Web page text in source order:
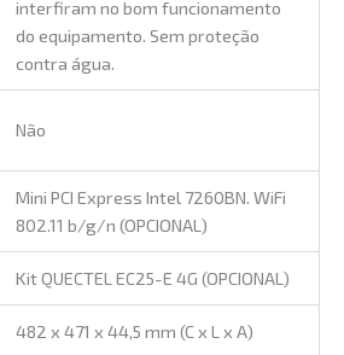
interfiram no bom funcionamento
do equipamento. Sem proteção
contra água.
Não
Mini PCI Express Intel 7260BN. WiFi
802.11 b/g/n (OPCIONAL)
Kit QUECTEL EC25-E 4G (OPCIONAL)
482 x 471 x 44,5 mm (C x L x A)